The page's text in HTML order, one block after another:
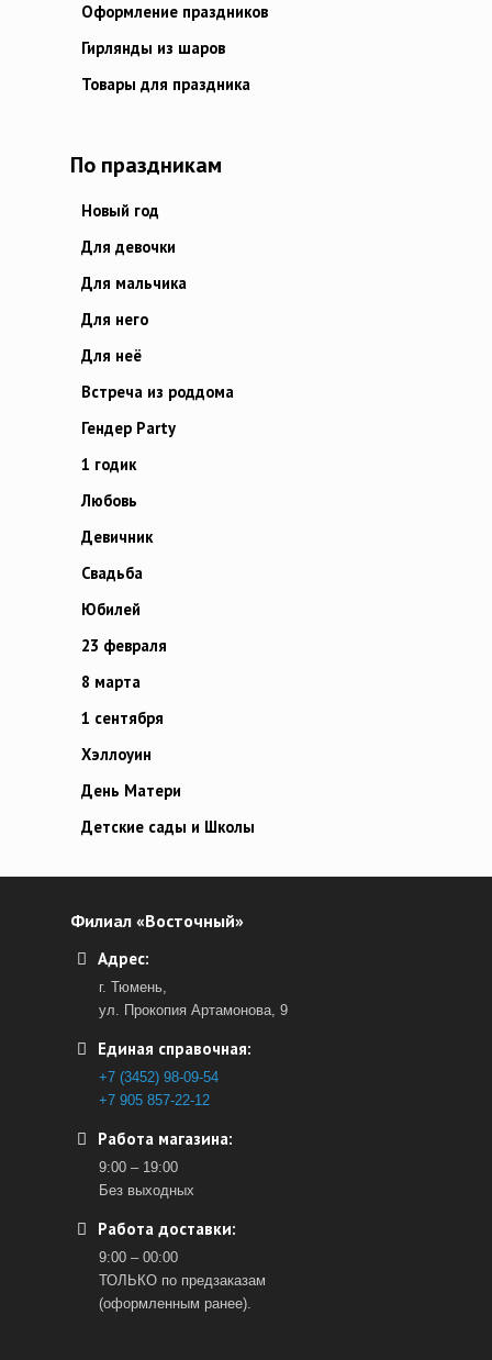
Оформление праздников
Гирлянды из шаров
Товары для праздника
По праздникам
Новый год
Для девочки
Для мальчика
Для него
Для неё
Встреча из роддома
Гендер Party
1 годик
Любовь
Девичник
Свадьба
Юбилей
23 февраля
8 марта
1 сентября
Хэллоуин
День Матери
Детские сады и Школы
Филиал «Восточный»
Адрес:
г. Тюмень,
ул. Прокопия Артамонова, 9
Единая справочная:
+7 (3452) 98-09-54
+7 905 857-22-12
Работа магазина:
9:00 – 19:00
Без выходных
Работа доставки:
9:00 – 00:00
ТОЛЬКО по предзаказам
(оформленным ранее).